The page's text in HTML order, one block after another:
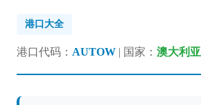
港口大全
港口代码： AUTOW | 国家： 澳大利亚